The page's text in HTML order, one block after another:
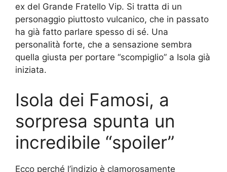
ex del Grande Fratello Vip. Si tratta di un
personaggio piuttosto vulcanico, che in passato
ha già fatto parlare spesso di sé. Una
personalità forte, che a sensazione sembra
quella giusta per portare “scompiglio” a Isola già
iniziata.
Isola dei Famosi, a
sorpresa spunta un
incredibile “spoiler”
Ecco perché l’indizio è clamorosamente